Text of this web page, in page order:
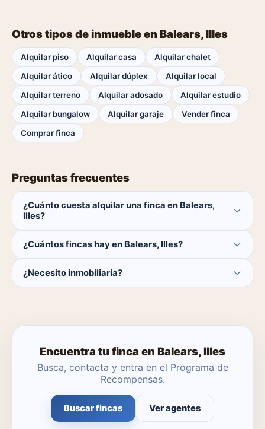
Otros tipos de inmueble en Balears, Illes
Alquilar piso Alquilar casa
Alquilar chalet
Alquilar ático
Alquilar dúplex
Alquilar local
Alquilar terreno
Alquilar adosado
Alquilar estudio
Alquilar bungalow
Alquilar garaje
Vender finca
Comprar finca
Preguntas frecuentes
¿Cuánto cuesta alquilar una finca en Balears,
Illes?
¿Cuántos fincas hay en Balears, Illes?
catálogo se actualiza a diario.
¿Necesito inmobiliaria?
Encuentra tu finca en Balears, Illes
Busca, contacta y entra en el Programa de
Recompensas.
Buscar fincas Ver agentes